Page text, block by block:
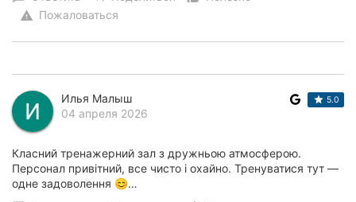
warning Пожаловаться
Илья Малыш
04 апреля 2026
5.0
Класний тренажерний зал з дружньою атмосферою.
Персонал привітний, все чисто і охайно. Тренуватися тут —
одне задоволення 😊…